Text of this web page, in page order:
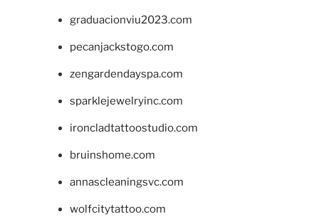
graduacionviu2023.com
pecanjackstogo.com
zengardendayspa.com
sparklejewelryinc.com
ironcladtattoostudio.com
bruinshome.com
annascleaningsvc.com
wolfcitytattoo.com